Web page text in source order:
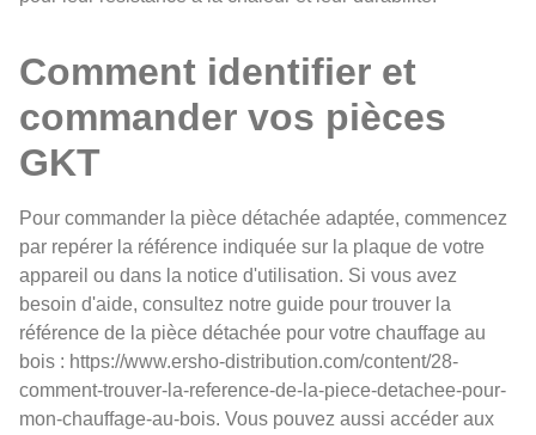
Comment identifier et
commander vos pièces
GKT
Pour commander la pièce détachée adaptée, commencez
par repérer la référence indiquée sur la plaque de votre
appareil ou dans la notice d'utilisation. Si vous avez
besoin d'aide, consultez notre guide pour trouver la
référence de la pièce détachée pour votre chauffage au
bois : https://www.ersho-distribution.com/content/28-
comment-trouver-la-reference-de-la-piece-detachee-pour-
mon-chauffage-au-bois. Vous pouvez aussi accéder aux